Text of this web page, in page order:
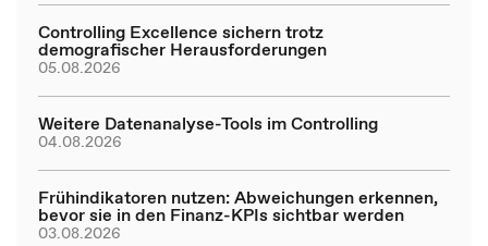
Controlling Excellence sichern trotz
demografischer Herausforderungen
05.08.2026
Weitere Datenanalyse-Tools im Controlling
04.08.2026
Frühindikatoren nutzen: Abweichungen erkennen,
bevor sie in den Finanz-KPIs sichtbar werden
03.08.2026